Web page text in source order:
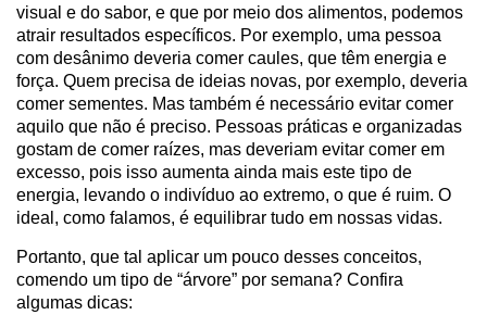
visual e do sabor, e que por meio dos alimentos, podemos
atrair resultados específicos. Por exemplo, uma pessoa
com desânimo deveria comer caules, que têm energia e
força. Quem precisa de ideias novas, por exemplo, deveria
comer sementes. Mas também é necessário evitar comer
aquilo que não é preciso. Pessoas práticas e organizadas
gostam de comer raízes, mas deveriam evitar comer em
excesso, pois isso aumenta ainda mais este tipo de
energia, levando o indivíduo ao extremo, o que é ruim. O
ideal, como falamos, é equilibrar tudo em nossas vidas.
Portanto, que tal aplicar um pouco desses conceitos,
comendo um tipo de “árvore” por semana? Confira
algumas dicas: